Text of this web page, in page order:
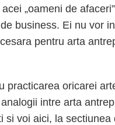
„oameni de
business. Ei nu vor
pentru arta
practicarea oricarei
intre arta
si voi aici, la